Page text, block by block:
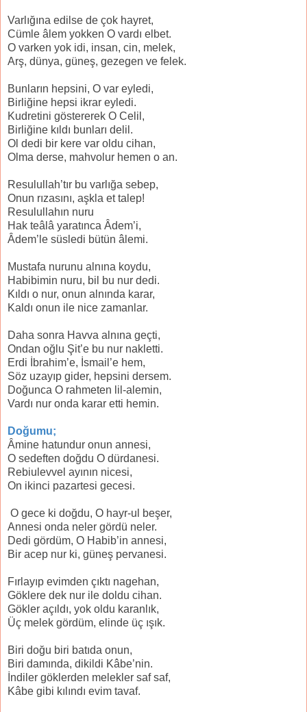
Varlığına edilse de çok hayret,
Cümle âlem yokken O vardı elbet.
O varken yok idi, insan, cin, melek,
Arş, dünya, güneş, gezegen ve felek.
Bunların hepsini, O var eyledi,
Birliğine hepsi ikrar eyledi.
Kudretini göstererek O Celil,
Birliğine kıldı bunları delil.
Ol dedi bir kere var oldu cihan,
Olma derse, mahvolur hemen o an.
Resulullah’tır bu varlığa sebep,
Onun rızasını, aşkla et talep!
Resulullahın nuru
Hak teâlâ yaratınca Âdem’i,
Âdem’le süsledi bütün âlemi.
Mustafa nurunu alnına koydu,
Habibimin nuru, bil bu nur dedi.
Kıldı o nur, onun alnında karar,
Kaldı onun ile nice zamanlar.
Daha sonra Havva alnına geçti,
Ondan oğlu Şit’e bu nur nakletti.
Erdi İbrahim’e, İsmail’e hem,
Söz uzayıp gider, hepsini dersem.
Doğunca O rahmeten lil-alemin,
Vardı nur onda karar etti hemin.
Doğumu;
Âmine hatundur onun annesi,
O sedeften doğdu O dürdanesi.
Rebiulevvel ayının nicesi,
On ikinci pazartesi gecesi.
O gece ki doğdu, O hayr-ul beşer,
Annesi onda neler gördü neler.
Dedi gördüm, O Habib’in annesi,
Bir acep nur ki, güneş pervanesi.
Fırlayıp evimden çıktı nagehan,
Göklere dek nur ile doldu cihan.
Gökler açıldı, yok oldu karanlık,
Üç melek gördüm, elinde üç ışık.
Biri doğu biri batıda onun,
Biri damında, dikildi Kâbe’nin.
İndiler göklerden melekler saf saf,
Kâbe gibi kılındı evim tavaf.